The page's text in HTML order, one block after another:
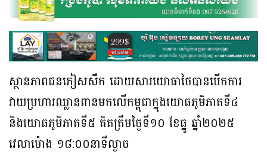
ស្ថានភាពជនភៀសសឹក ដោយសារយោធាថៃបានបើកការ
វាយប្រហារឈ្លានពានមកលើកម្ពុជាក្នុងយោធភូមិភាគទី៤
និងយោធភូមិភាគទី៥ គិតត្រឹមថ្ងៃទី១០ ខែធ្នូ ឆ្នាំ២០២៥
វេលាម៉ោង ១៨:០០នាទីល្ងាច